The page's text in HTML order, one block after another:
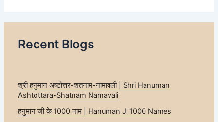
Recent Blogs
श्री हनुमान अष्टोत्तर-शतनाम-नामावली | Shri Hanuman
Ashtottara-Shatnam Namavali
हनुमान जी के 1000 नाम | Hanuman Ji 1000 Names